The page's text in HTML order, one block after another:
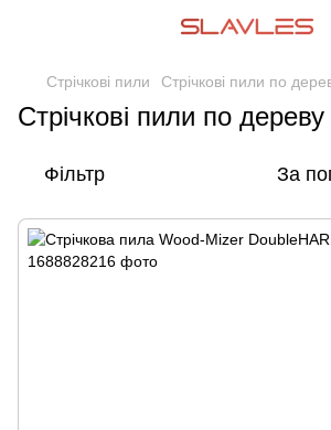
Стрічкові пили Стрічкові пили по
Стрічкові пили по дереву
Фільтр За